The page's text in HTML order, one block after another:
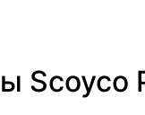
Scoyco